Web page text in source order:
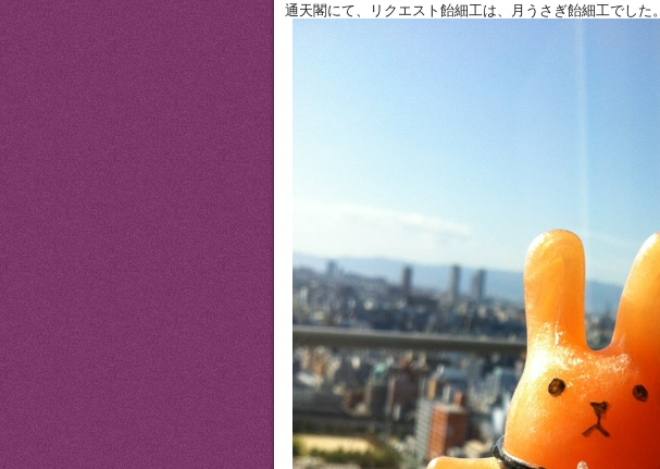
通天閣にて、リクエスト飴細工は、月うさぎ飴細工でした。